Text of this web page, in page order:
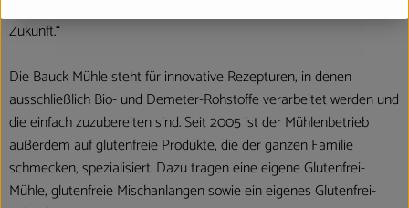
Zukunft.“
Die Bauck Mühle steht für innovative Rezepturen, in denen
ausschließlich Bio- und Demeter-Rohstoffe verarbeitet werden und
die einfach zuzubereiten sind. Seit 2005 ist der Mühlenbetrieb
außerdem auf glutenfreie Produkte, die der ganzen Familie
schmecken, spezialisiert. Dazu tragen eine eigene Glutenfrei-
Mühle, glutenfreie Mischanlangen sowie ein eigenes Glutenfrei-